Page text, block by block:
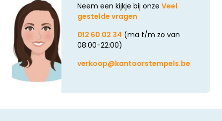
Neem een kijkje bij onze Veel
gestelde vragen
012 60 02 34 (ma t/m zo van
08:00-22:00)
verkoop@kantoorstempels.be